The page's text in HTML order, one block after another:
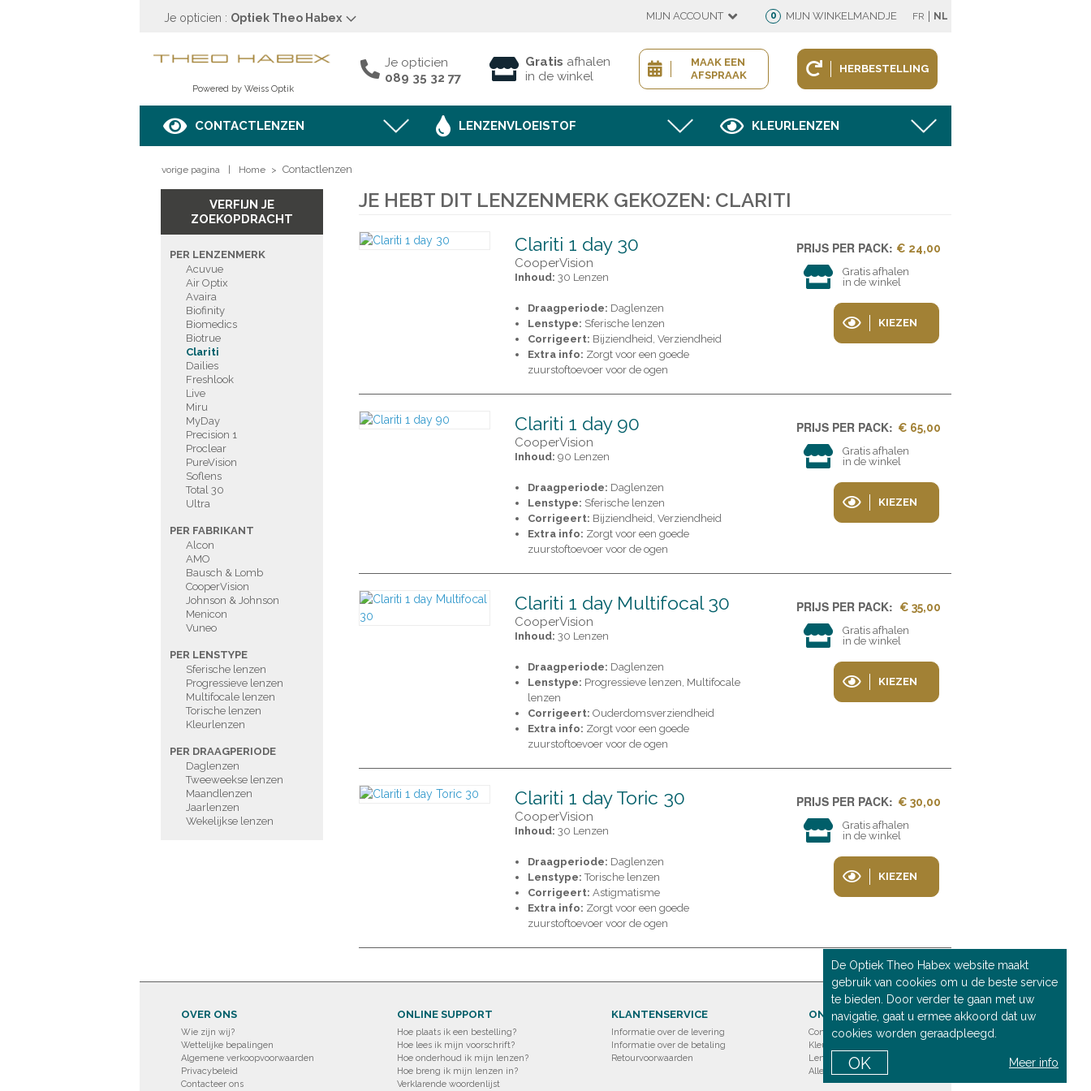
Je opticien : Optiek Theo Habex
Stationsstraat 24
089 35 32 77
Bekijk op de kaart
OPENINGSUREN
Maandag
Gesloten
Woensdag
9u00 tot 12u00 - 13u00 tot 18u00
Donderdag
9u00 tot 12u00 - 13u00 tot 18u00
Vrijdag
9u00 tot 12u00 - 13u00 tot 18u00
Zondag
MAAK EEN AFSPRAAK
MIJN ACCOUNT
Inloggen bestaande klant
Toon
wachtwoord
BEVESTIGEN
Nieuwe klant
MELD JE AAN
0 MIJN WINKELMANDJE FR | NL
Powered by Weiss Optik
Je opticien
089 35 32 77
Gratis afhalen
in de winkel
MAAK EEN
AFSPRAAK
HERBESTELLING
CONTACTLENZEN LENZENVLOEISTOF KLEURLENZEN
vorige pagina Home > Contactlenzen
VERFIJN JE
ZOEKOPDRACHT
PER LENZENMERK
Acuvue
Air Optix
Avaira
Biofinity
Biomedics
Biotrue
Clariti
Dailies
Freshlook
Live
Miru
MyDay
Precision 1
Proclear
PureVision
Soflens
Total 30
Ultra
PER FABRIKANT
Alcon
AMO
Bausch & Lomb
CooperVision
Johnson & Johnson
Menicon
Vuneo
PER LENSTYPE
Sferische lenzen
Progressieve lenzen
Multifocale lenzen
Torische lenzen
Kleurlenzen
PER DRAAGPERIODE
Daglenzen
Tweeweekse lenzen
Maandlenzen
Jaarlenzen
Wekelijkse lenzen
JE HEBT DIT LENZENMERK GEKOZEN: CLARITI
Clariti 1 day 30
CooperVision
Inhoud: 30 Lenzen
Draagperiode: Daglenzen
Lenstype: Sferische lenzen
Corrigeert: Bijziendheid, Verziendheid
Extra info: Zorgt voor een goede
zuurstoftoevoer voor de ogen
PRIJS PER PACK: € 24,00
Gratis afhalen
in de winkel
KIEZEN
Clariti 1 day 90
CooperVision
Inhoud: 90 Lenzen
Draagperiode: Daglenzen
Lenstype: Sferische lenzen
Corrigeert: Bijziendheid, Verziendheid
Extra info: Zorgt voor een goede
zuurstoftoevoer voor de ogen
PRIJS PER PACK: € 65,00
Gratis afhalen
in de winkel
KIEZEN
Clariti 1 day Multifocal 30
CooperVision
Inhoud: 30 Lenzen
Draagperiode: Daglenzen
Lenstype: Progressieve lenzen, Multifocale
lenzen
Corrigeert: Ouderdomsverziendheid
Extra info: Zorgt voor een goede
zuurstoftoevoer voor de ogen
PRIJS PER PACK: € 35,00
Gratis afhalen
in de winkel
KIEZEN
Clariti 1 day Toric 30
CooperVision
Inhoud: 30 Lenzen
Draagperiode: Daglenzen
Lenstype:Torische lenzen
Corrigeert: Astigmatisme
Extra info: Zorgt voor een goede
zuurstoftoevoer voor de ogen
PRIJS PER PACK: € 30,00
Gratis afhalen
in de winkel
KIEZEN
OVER ONS
Wie zijn wij?
Wettelijke bepalingen
Algemene verkoopvoorwaarden
Privacybeleid
Contacteer ons
ONLINE SUPPORT
Hoe plaats ik een bestelling?
Hoe lees ik mijn voorschrift?
Hoe onderhoud ik mijn lenzen?
Hoe breng ik mijn lenzen in?
Verklarende woordenlijst
KLANTENSERVICE
Informatie over de levering
Informatie over de betaling
Retourvoorwaarden
ONZE PRODUCTEN
Contactlenzen
Kleurlenzen
Lenzenvloeistof
Alle producten bekijken
De Optiek Theo Habex website maakt
gebruik van cookies om u de beste service
te bieden. Door verder te gaan met uw
navigatie, gaat u ermee akkoord dat uw
cookies worden geraadpleegd.
Meer info
OK